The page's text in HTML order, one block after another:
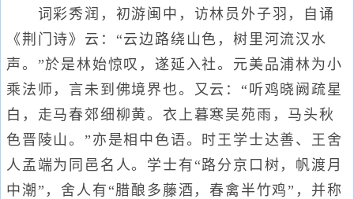
词彩秀润，初游闽中，访林员外子羽，自诵
《荆门诗》云：“云边路绕山色，树里河流汉水
声。”於是林始惊叹，遂延入社。元美品浦林为小
乘法师，言未到佛境界也。又云：“听鸡晓阙疏星
白，走马春郊细柳黄。衣上暮寒吴苑雨，马头秋
色晋陵山。”亦是相中色语。时王学士达善、王舍
人孟端为同邑名人。学士有“路分京口树，帆渡月
中潮”，舍人有“腊酿多藤酒，春禽半竹鸡”，并称